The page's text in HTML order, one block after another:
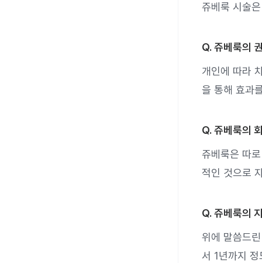
쥬베룩 시술
Q. 쥬베룩의
개인에 따라
을 통해 효과
Q. 쥬베룩의
쥬베룩은 따
적인 것으로
Q. 쥬베룩의
위에 말씀드
서 1년까지